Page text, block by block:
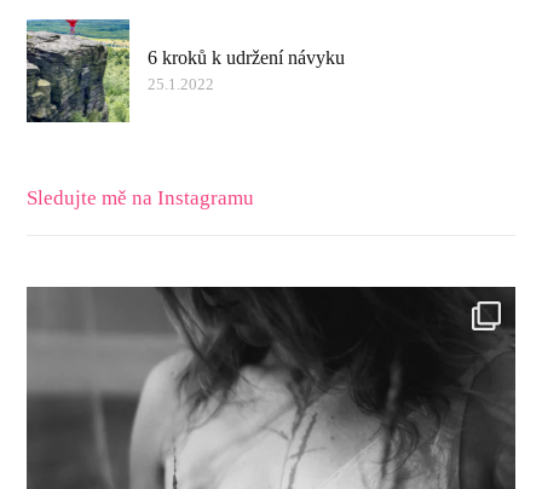
6 kroků k udržení návyku
25.1.2022
Sledujte mě na Instagramu